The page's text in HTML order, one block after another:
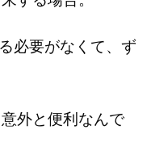
必要がなくて、ず
外と便利なんで